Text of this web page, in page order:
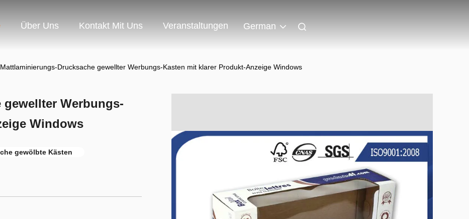
Über Uns Kontakt Mit Uns Veranstaltungen German
Mattlaminierungs-Drucksache gewellter Werbungs-Kasten mit klarer Produkt-Anzeige Windows
Werbungs-
Windows
gewölbte Kästen